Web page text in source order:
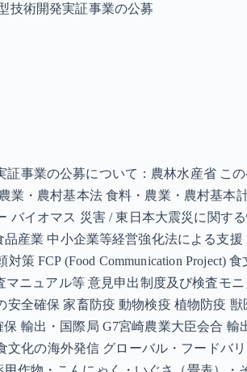
技術開発実証事業の公募
証事業の公募について：農林水産省 こ
業・農村基本法 食料・農業・農村基
バイオマス 災害 / 東日本大震災に関す
品産業 中小企業等経営強化法による支
策 FCP (Food Communication
マニュアル等 意見申出制度及び検査
安全確保 家畜防疫 動物検疫 植物防疫
輸出・国際局 G7宮崎農業大臣会合
文化の海外発信 グローバル・フードバ